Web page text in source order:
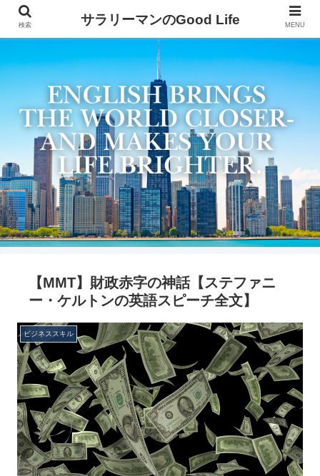
【MMT】財政赤字の神話【ステファニ
ー・ケルトンの英語スピーチ全文】
ビジネススキル
検索 サラリーマンのGood Life MENU